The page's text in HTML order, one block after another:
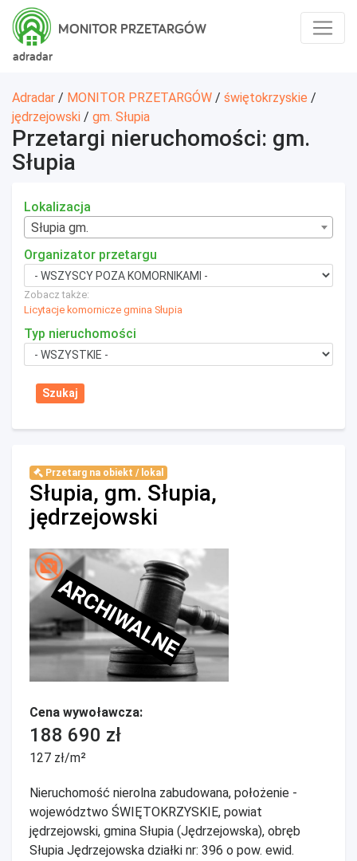
adradar
MONITOR PRZETARGÓW
Adradar / MONITOR PRZETARGÓW / świętokrzyskie /
jędrzejowski / gm. Słupia
Przetargi nieruchomości: gm.
Słupia
Lokalizacja
Słupia gm.
Organizator przetargu
Zobacz także:
Licytacje komornicze gmina Słupia
Typ nieruchomości
Przetarg na obiekt / lokal
Słupia, gm. Słupia,
jędrzejowski
ARCHIWALNE
Cena wywoławcza:
188 690 zł
127 zł/m²
Nieruchomość nierolna zabudowana, położenie -
województwo ŚWIĘTOKRZYSKIE, powiat
jędrzejowski, gmina Słupia (Jędrzejowska), obręb
Słupia Jędrzejowska działki nr: 396 o pow. ewid.